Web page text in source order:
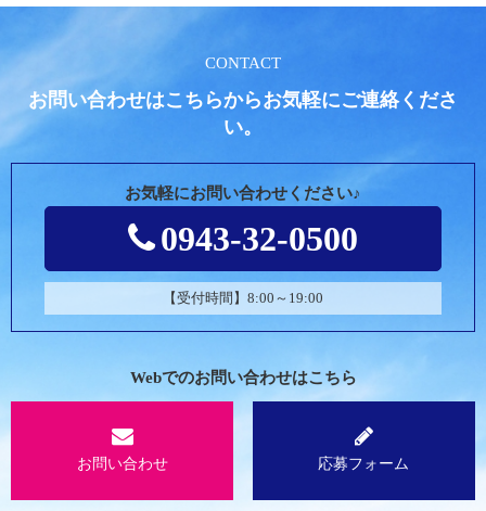
CONTACT
お問い合わせはこちらからお気軽にご連絡くださ
い。
お気軽にお問い合わせください♪
0943-32-0500
【受付時間】8:00～19:00
Webでのお問い合わせはこちら
お問い合わせ 応募フォーム